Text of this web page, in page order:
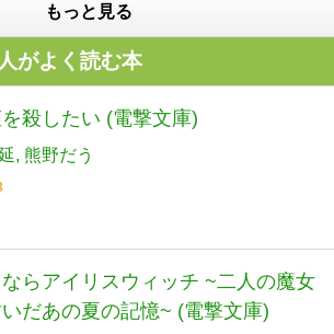
もっと見る
がよく読む本
殺したい (電撃文庫)
熊野だう
らアイリスウィッチ ~二人の魔女
だあの夏の記憶~ (電撃文庫)